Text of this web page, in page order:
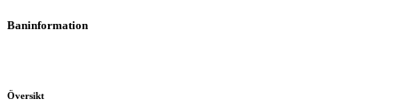
Baninformation
Översikt